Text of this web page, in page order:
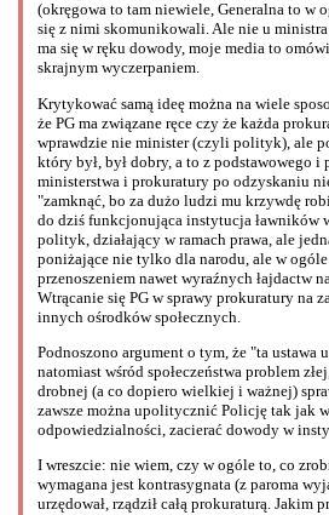
(okręgowa to tam niewiele, Generalna to w
się z nimi skomunikowali. Ale nie u
ma się w ręku dowody, moje media to
skrajnym wyczerpaniem.
Krytykować samą ideę można na wiele
że PG ma związane ręce czy że każda
wprawdzie nie minister (czyli polityk), ale
który był, był dobry, a to z podstawowego
ministerstwa i prokuratury po odzyskaniu
"zamknąć, bo za dużo ludzi mu krzywdę
do dziś funkcjonująca instytucja ławników
polityk, działający w ramach prawa, ale
poniżające nie tylko dla narodu, ale w
przenoszeniem nawet wyraźnych łajdactw
Wtrącanie się PG w sprawy prokuratury na
innych ośrodków społecznych.
Podnoszono argument o tym, że "ta
natomiast wśród społeczeństwa problem
drobnej (a co dopiero wielkiej i ważnej)
zawsze można upolitycznić Policję tak jak
odpowiedzialności, zacierać dowody w
I wreszcie: nie wiem, czy w ogóle to, co
wymagana jest kontrasygnata (z paroma
urzędował, rządził całą prokuraturą.